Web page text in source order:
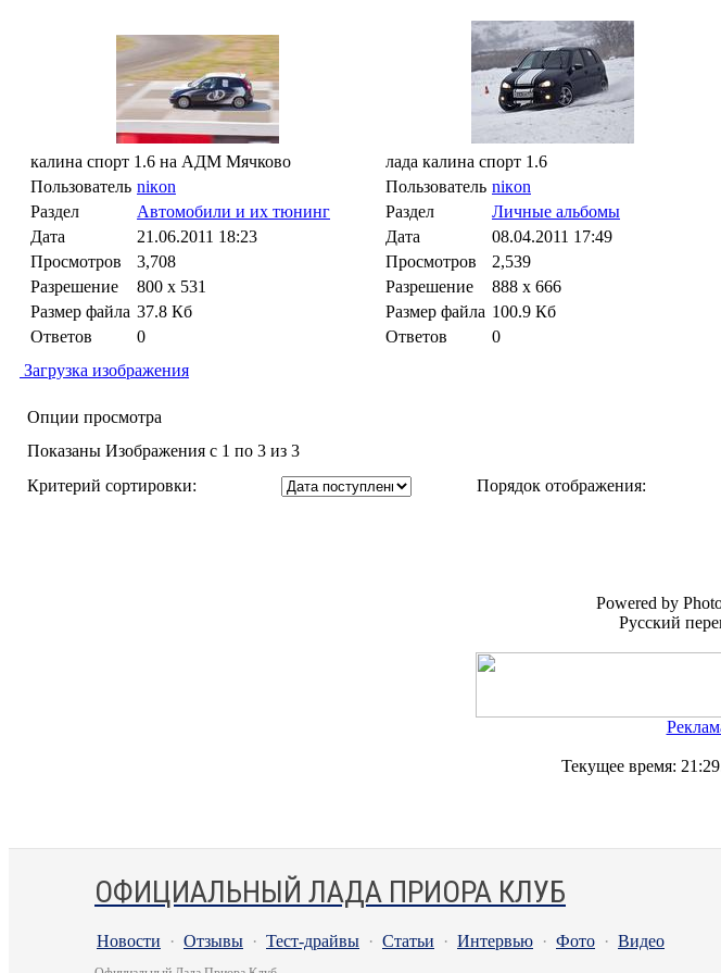
калина спорт 1.6 на АДМ Мячково
Пользователь niкon
Раздел
Автомобили и их тюнинг
Дата
21.06.2011 18:23
Просмотров
3,708
Разрешение
800 x 531
Размер файла 37.8 Кб
Ответов
0
лада калина спорт 1.6
Пользователь niкon
Раздел
Личные альбомы
Дата
08.04.2011 17:49
Просмотров
2,539
Разрешение
888 x 666
Размер файла 100.9 Кб
Ответов
0
Загрузка изображения
Опции просмотра
Показаны Изображения с 1 по 3 из 3
Критерий сортировки:
Порядок отображения:
Powered by
Русский
Текущее время: 21:29
ОФИЦИАЛЬНЫЙ ЛАДА ПРИОРА КЛУБ
Новости · Отзывы · Тест-драйвы · Статьи · Интервью · Фото · Видео